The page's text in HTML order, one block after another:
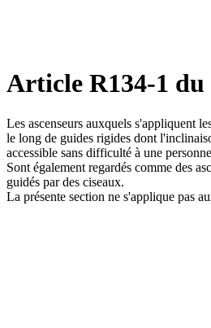
Article R134-1 du
Les ascenseurs auxquels s'appliquent
le long de guides rigides dont
accessible sans difficulté à une
Sont également regardés comme des
guidés par des ciseaux.
La présente section ne s'applique pas